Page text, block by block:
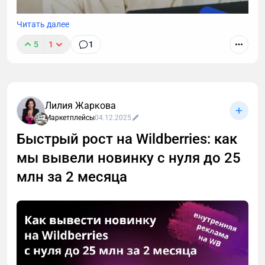
выбрать.
Читать далее
5 1 1
Лилия Жаркова
Маркетплейсы04.12.2025
Быстрый рост на Wildberries: как
мы вывели новинку с нуля до 25
млн за 2 месяца